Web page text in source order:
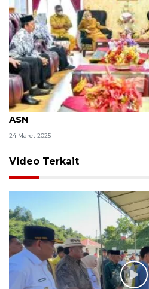
Bupati Gorontalo Utara
ASN
24 Maret 2025
Video Terkait